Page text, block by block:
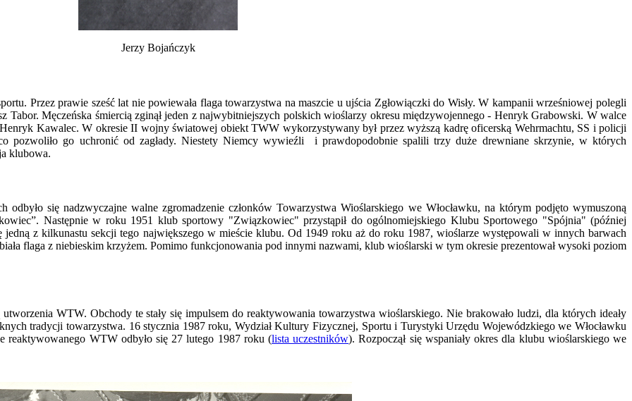
Jerzy Bojańczyk
Przez prawie sześć lat nie powiewała flaga towarzystwa na maszcie u ujścia Zgłowiączki do Wisły. W kampanii wrześniowej polegli
Męczeńska śmiercią zginął jeden z najwybitniejszych polskich wioślarzy okresu międzywojennego - Henryk Grabowski. W walce
Kawalec. W okresie II wojny światowej obiekt TWW wykorzystywany był przez wyższą kadrę oficerską Wehrmachtu, SS i policji
pozwoliło go uchronić od zagłady. Niestety Niemcy wywieźli i prawdopodobnie spalili trzy duże drewniane skrzynie, w których
klubowa.
się nadzwyczajne walne zgromadzenie członków Towarzystwa Wioślarskiego we Włocławku, na którym podjęto wymuszoną
Następnie w roku 1951 klub sportowy "Związkowiec" przystąpił do ogólnomiejskiego Klubu Sportowego "Spójnia" (później
z kilkunastu sekcji tego największego w mieście klubu. Od 1949 roku aż do roku 1987, wioślarze występowali w innych barwach
flaga z niebieskim krzyżem. Pomimo funkcjonowania pod innymi nazwami, klub wioślarski w tym okresie prezentował wysoki poziom
WTW. Obchody te stały się impulsem do reaktywowania towarzystwa wioślarskiego. Nie brakowało ludzi, dla których ideały
tradycji towarzystwa. 16 stycznia 1987 roku, Wydział Kultury Fizycznej, Sportu i Turystyki Urzędu Wojewódzkiego we Włocławku
reaktywowanego WTW odbyło się 27 lutego 1987 roku (lista uczestników). Rozpoczął się wspaniały okres dla klubu wioślarskiego we